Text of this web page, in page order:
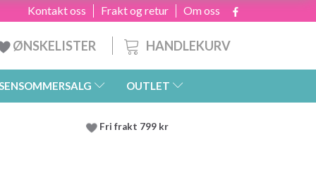
Om oss
Frakt og retur
Kontakt oss
HANDLEKURV
ØNSKELISTER
OUTLET
Fri frakt 799 kr